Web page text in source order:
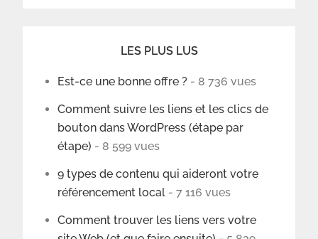
LES PLUS LUS
Est-ce une bonne offre ? - 8 736 vues
Comment suivre les liens et les clics de
bouton dans WordPress (étape par
étape) - 8 599 vues
9 types de contenu qui aideront votre
référencement local - 7 116 vues
Comment trouver les liens vers votre